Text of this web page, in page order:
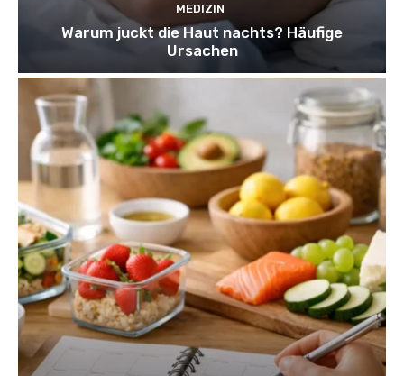
MEDIZIN
Warum juckt die Haut nachts? Häufige
Ursachen